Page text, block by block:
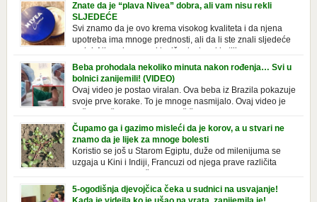
Znate da je “plava Nivea” dobra, ali vam nisu rekli
SLJEDEĆE
Svi znamo da je ovo krema visokog kvaliteta i da njena
upotreba ima mnoge prednosti, ali da li ste znali sljedeće
o njoj. Nivea krema u klasičnoj, plavoj kutiji,
prepoznatljivog mirisa i jednostavne formule, jeste nezamenljiv inventar
u kupatilima i muškaraca i žena. Mnogi ljudi se ne odvajaju od nje, pa je
čak nose sa […]
Beba prohodala nekoliko minuta nakon rođenja… Svi u
bolnici zanijemili! (VIDEO)
Ovaj video je postao viralan. Ova beba iz Brazila pokazuje
svoje prve korake. To je mnoge nasmijalo. Ovaj video je
baš neobičan. Ne viđamo baš često ovakve korake kod
novorođenih beba. Video je snimila babica, pregledalo ga je preko 80
miliona ljudi. Ove babice su ostale u čudu nakon što su vidjeli kako
beba želi […]
Čupamo ga i gazimo misleći da je korov, a u stvari ne
znamo da je lijek za mnoge bolesti
Koristio se još u Starom Egiptu, duže od milenijuma se
uzgaja u Kini i Indiji, Francuzi od njega prave različita
tradicionalna jela i čorbe… Jedino mi gazimo po njemu,
čupamo ga i bacamo kao korov! Tušt je jednogodišnji, ali vrlo uporan
“korov” koji, ka­da nam se jednom nastani u bašti ili dvorištu, teško ga se
5-ogodišnja djevojčica čeka u sudnici na usvajanje!